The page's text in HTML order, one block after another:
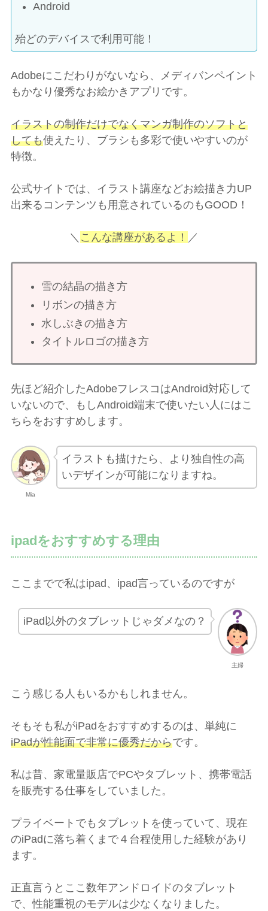
Android
殆どのデバイスで利用可能！
Adobeにこだわりがないなら、メディバンペイント
もかなり優秀なお絵かきアプリです。
イラストの制作だけでなくマンガ制作のソフトと
しても使えたり、ブラシも多彩で使いやすいのが
特徴。
公式サイトでは、イラスト講座などお絵描き力UP
出来るコンテンツも用意されているのもGOOD！
＼ こんな講座があるよ！ ／
雪の結晶の描き方
リボンの描き方
水しぶきの描き方
タイトルロゴの描き方
先ほど紹介したAdobeフレスコはAndroid対応して
いないので、もしAndroid端末で使いたい人にはこ
ちらをおすすめします。
Mia
イラストも描けたら、より独自性の高
いデザインが可能になりますね。
ipadをおすすめする理由
ここまでで私はipad、ipad言っているのですが
主婦
iPad以外のタブレットじゃダメなの？
こう感じる人もいるかもしれません。
そもそも私がiPadをおすすめするのは、単純に
iPadが性能面で非常に優秀だからです。
私は昔、家電量販店でPCやタブレット、携帯電話
を販売する仕事をしていました。
プライベートでもタブレットを使っていて、現在
のiPadに落ち着くまで４台程使用した経験があり
ます。
正直言うとここ数年アンドロイドのタブレット
で、性能重視のモデルは少なくなりました。